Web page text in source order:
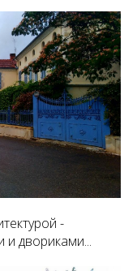
-
двориками...